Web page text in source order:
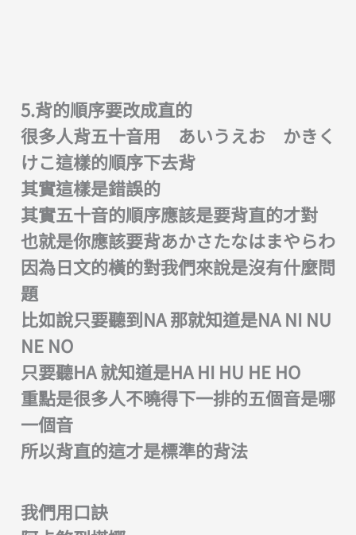
5.背的順序要改成直的
很多人背五十音用 あいうえお かきく
けこ這樣的順序下去背
其實這樣是錯誤的
其實五十音的順序應該是要背直的才對
也就是你應該要背あかさたなはまやらわ
因為日文的橫的對我們來說是沒有什麼問
題
比如說只要聽到NA 那就知道是NA NI NU
NE NO
只要聽HA 就知道是HA HI HU HE HO
重點是很多人不曉得下一排的五個音是哪
一個音
所以背直的這才是標準的背法
我們用口訣